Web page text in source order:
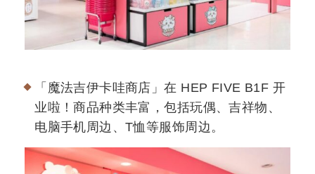
「魔法吉伊卡哇商店」在 HEP FIVE B1F 开
业啦！商品种类丰富，包括玩偶、吉祥物、
电脑手机周边、T恤等服饰周边。